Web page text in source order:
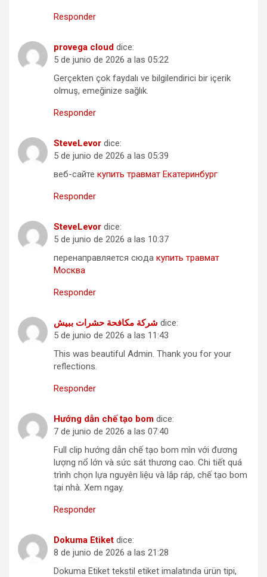
Responder
provega cloud dice:
5 de junio de 2026 a las 05:22
Gerçekten çok faydalı ve bilgilendirici bir içerik
olmuş, emeğinize sağlık.
Responder
SteveLevor dice:
5 de junio de 2026 a las 05:39
веб-сайте купить травмат Екатеринбург
Responder
SteveLevor dice:
5 de junio de 2026 a las 10:37
перенаправляется сюда купить травмат
Москва
Responder
شركة مكافحة حشرات ببيش dice:
5 de junio de 2026 a las 11:43
This was beautiful Admin. Thank you for your
reflections.
Responder
Hướng dẫn chế tạo bom dice:
7 de junio de 2026 a las 07:40
Full clip hướng dẫn chế tạo bom mìn với đương
lượng nổ lớn và sức sát thương cao. Chi tiết quá
trình chọn lựa nguyên liệu và lắp ráp, chế tạo bom
tại nhà. Xem ngay.
Responder
Dokuma Etiket dice:
8 de junio de 2026 a las 21:28
Dokuma Etiket tekstil etiket imalatında ürün tipi,